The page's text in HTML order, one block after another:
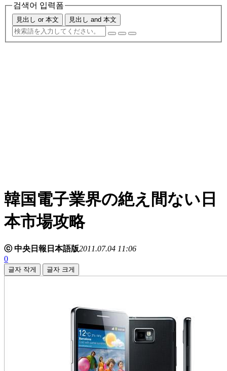
검색어 입력폼
見出し or 本文 見出し and 本文
韓国電子業界の絶え間ない日
本市場攻略
ⓒ 中央日報日本語版2011.07.04 11:06
0
글자 작게 글자 크게